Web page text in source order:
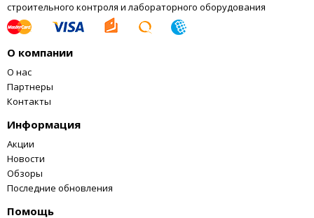
строительного контроля и лабораторного оборудования
О компании
О нас
Партнеры
Контакты
Информация
Акции
Новости
Обзоры
Последние обновления
Помощь